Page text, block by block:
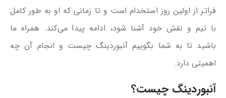
فراتر از اولین روز استخدام است و تا زمانی که او به طور کامل
با تیم و نقش خود آشنا شود، ادامه پیدا می‌کند. همراه ما
باشید تا به شما بگوییم آنبوردینگ چیست و انجام آن چه
اهمیتی دارد.
آنبوردینگ چیست؟